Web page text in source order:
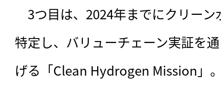
3つ目は、2024年までにクリーン
特定し、バリューチェーン実証を
げる「Clean Hydrogen Mission」